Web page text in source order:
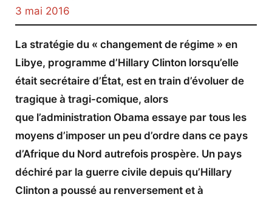
3 mai 2016
La stratégie du « changement de régime » en
Libye, programme d’Hillary Clinton lorsqu’elle
était secrétaire d’État, est en train d’évoluer de
tragique à tragi-comique, alors
que l’administration Obama essaye par tous les
moyens d’imposer un peu d’ordre dans ce pays
d’Afrique du Nord autrefois prospère. Un pays
déchiré par la guerre civile depuis qu’Hillary
Clinton a poussé au renversement et à